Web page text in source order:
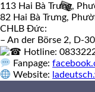
🧧
113 Hai Bà Trưng,
82 Hai Bà Trưng,
CHLB Đức:
– An der Börse 2, D-
Hotline:
Fanpage:
Website: